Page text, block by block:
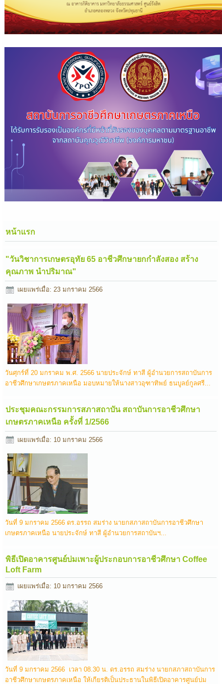
หน้าแรก
"วันวิชาการเกษตรอุทัย 65 อาชีวศึกษายกกำลังสอง สร้าง
คุณภาพ นำปริมาณ"
เผยแพร่เมื่อ: 23 มกราคม 2566
วันศุกร์ที่ 20 มกราคม พ.ศ. 2566 นายประจักษ์ ทาสี ผู้อำนวยการสถาบันการ
อาชีวศึกษาเกษตรภาคเหนือ มอบหมายให้นางสาวอุฑาทิพย์ ธนบูลย์กูลศรี...
ประชุมคณะกรรมการสภาสถาบัน สถาบันการอาชีวศึกษา
เกษตรภาคเหนือ ครั้งที่ 1/2566
เผยแพร่เมื่อ: 10 มกราคม 2566
วันที่ 9 มกราคม 2566 ดร.อรรถ สมร่าง นายกสภาสถาบันการอาชีวศึกษา
เกษตรภาคเหนือ นายประจักษ์ ทาสี ผู้อำนวยการสถาบันฯ...
พิธีเปิดอาคารศูนย์บ่มเพาะผู้ประกอบการอาชีวศึกษา Coffee
Loft Farm
เผยแพร่เมื่อ: 10 มกราคม 2566
วันที่ 9 มกราคม 2566 เวลา 08.30 น. ดร.อรรถ สมร่าง นายกสภาสถาบันการ
อาชีวศึกษาเกษตรภาคเหนือ ให้เกียรติเป็นประธานในพิธีเปิดอาคารศูนย์บ่ม